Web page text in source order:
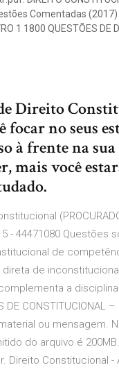
Comentadas (2017)
1 1800 QUESTÕES DE
Direito
no seus
à frente na
mais você
- 44471080 Questões
de
de
a
CONSTITUCIONAL
ou mensagem.
do arquivo é
Direito Constitucional -